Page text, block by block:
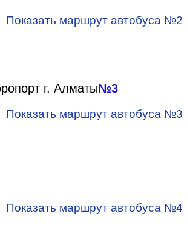
Показать маршрут автобуса №2
г. Алматы№3
Показать маршрут автобуса №3
Показать маршрут автобуса №4